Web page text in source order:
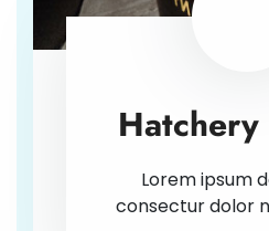
Lorem ipsum
consectur dolor